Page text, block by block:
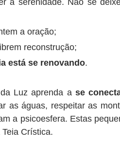
a oração;
reconstrução;
está se renovando.
Luz aprenda a se
as águas, respeitar as
a psicoesfera. Estas
Crística.